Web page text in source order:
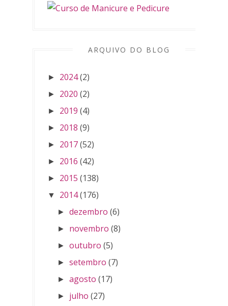
ARQUIVO DO BLOG
► 2024(2)
► 2020 (2)
► 2019 (4)
► 2018 (9)
► 2017(52)
► 2016 (42)
► 2015 (138)
▼ 2014(176)
►dezembro (6)
► novembro (8)
►outubro (5)
►setembro (7)
►agosto (17)
► julho (27)